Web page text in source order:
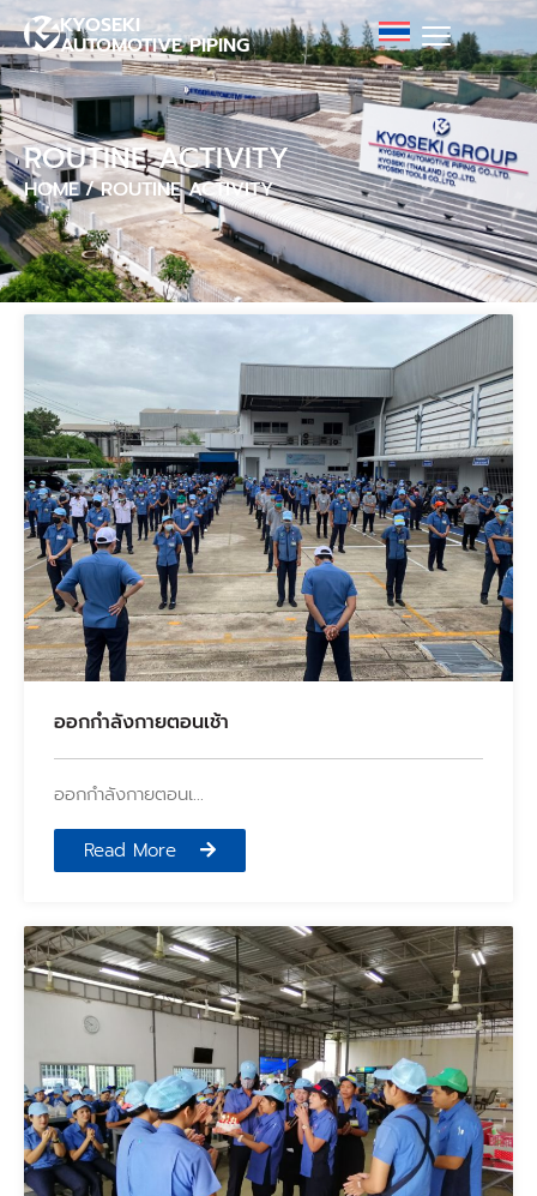
KYOSEKI
AUTOMOTIVE PIPING
ROUTINE ACTIVITY
HOME / ROUTINE ACTIVITY
ออกกำลังกายตอนเช้า
ออกกำลังกายตอนเ…
Read More